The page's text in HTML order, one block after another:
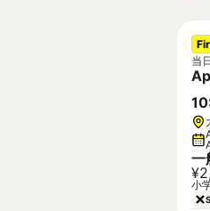
当
10
一
小